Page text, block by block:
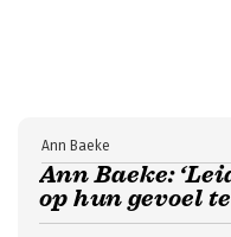
Ann Baeke:
op hun gevoel
Ann Baeke